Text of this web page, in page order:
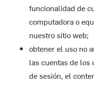
funcionalidad de
computadora o
nuestro sitio web;
obtener el uso no
las cuentas de los
de sesión, el